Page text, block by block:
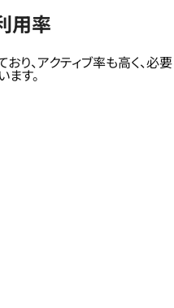
用率
り、アクティブ率も高く、必要
す。